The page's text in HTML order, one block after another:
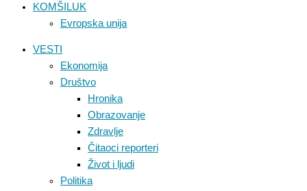
KOMŠILUK
Evropska unija
VESTI
Ekonomija
Društvo
Hronika
Obrazovanje
Zdravlje
Čitaoci reporteri
Život i ljudi
Politika